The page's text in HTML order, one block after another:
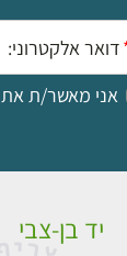
אני מאשר/ת את
יד בן-צבי